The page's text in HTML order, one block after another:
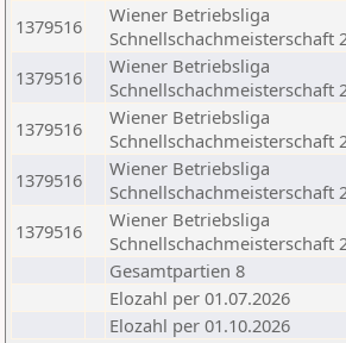
1379516
Wiener Betriebsliga
Schnellschachmeisterschaft
1379516
Wiener Betriebsliga
Schnellschachmeisterschaft
1379516
Wiener Betriebsliga
Schnellschachmeisterschaft
1379516
Wiener Betriebsliga
Schnellschachmeisterschaft
1379516
Wiener Betriebsliga
Schnellschachmeisterschaft
Gesamtpartien 8
Elozahl per 01.07.2026
Elozahl per 01.10.2026